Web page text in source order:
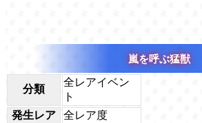
嵐を呼ぶ猛獣
分類
全レアイベン
ト
発生レア
全レア度